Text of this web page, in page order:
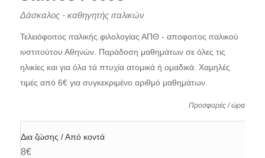
Δάσκαλος - καθηγητής ιταλικών
Τελειόφοιτος ιταλικής φιλολογίας ΑΠΘ - αποφοιτος ιταλικού
ινστιτούτου Αθηνών. Παράδοση μαθημάτων σε όλες τις
ηλικίες και για όλα τά πτυχία ατομικά ή ομαδικά. Χαμηλές
τιμές από 6€ για συγκεκριμένο αριθμό μαθημάτων.
Προσφορές / ώρα
Δια ζώσης / Από κοντά
8€